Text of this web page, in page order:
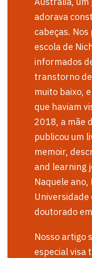
adorava
cabeças.
escola de
informados
transtorno
muito baixo,
que haviam
2018, a mãe
publicou um
memoir,
and learning
Naquele
Universidade
doutorado
Nosso artigo
especial visa